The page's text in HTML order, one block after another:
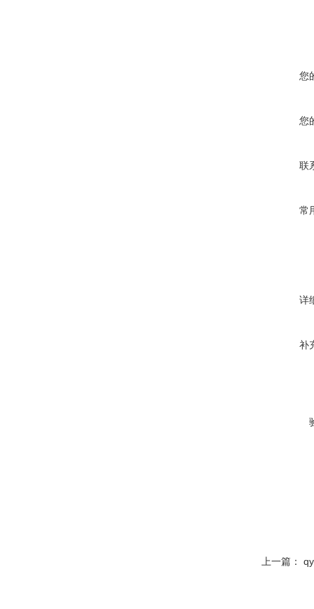
您
您
联
常
详
补
上一篇：